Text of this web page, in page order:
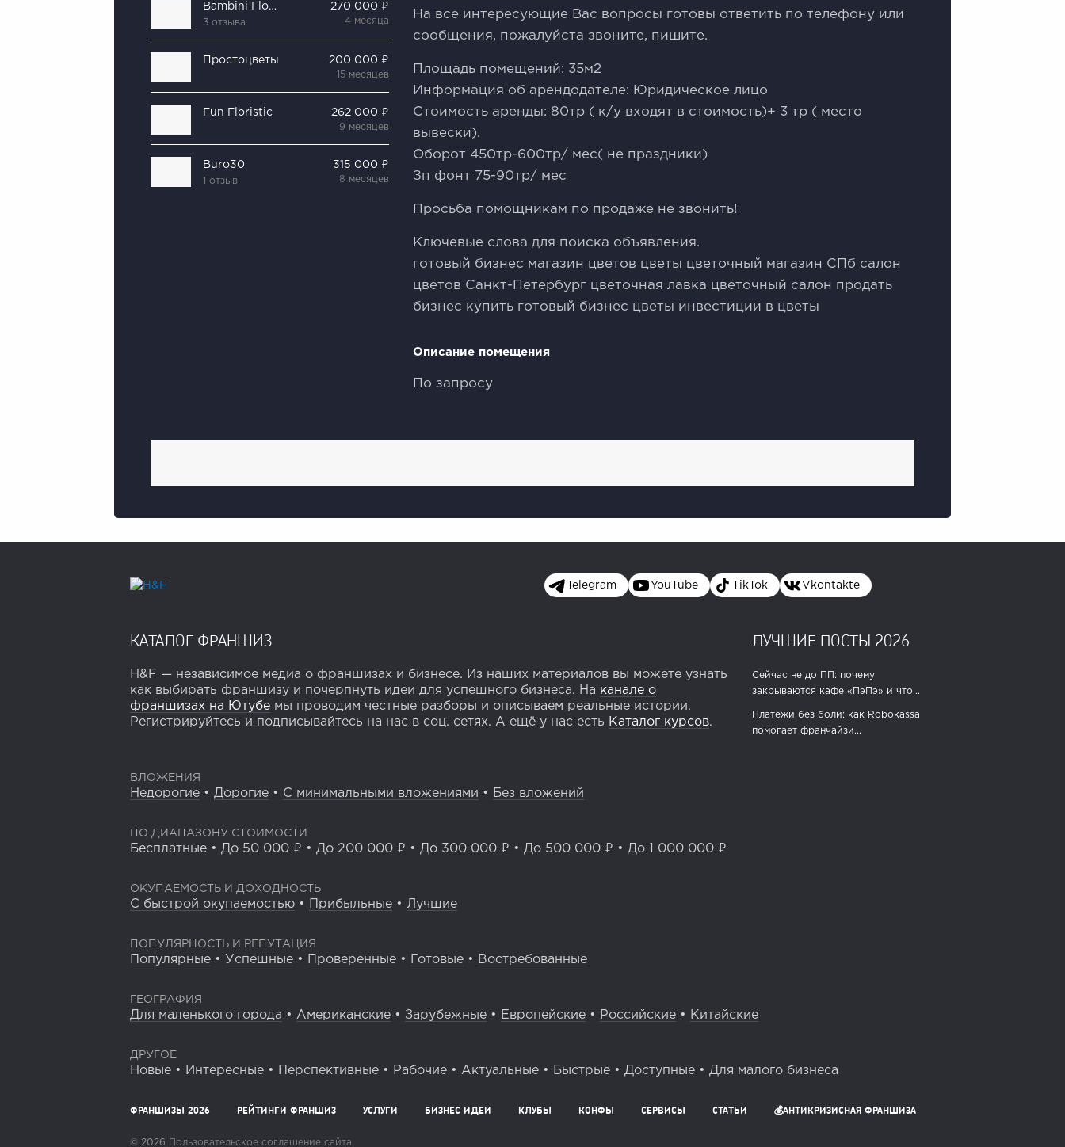
Bambini Flowers
3 отзыва
270 000 ₽
4 месяца
Простоцветы 200 000 ₽
15 месяцев
Fun Floristic 262 000 ₽
9 месяцев
Buro30
1 отзыв
315 000 ₽
8 месяцев
На все интересующие Вас вопросы готовы ответить по телефону или
сообщения, пожалуйста звоните, пишите.
Площадь помещений: 35м2
Информация об арендодателе: Юридическое лицо
Стоимость аренды: 80тр ( к/у входят в стоимость)+ 3 тр ( место
вывески).
Оборот 450тр-600тр/ мес( не праздники)
Зп фонт 75-90тр/ мес
Просьба помощникам по продаже не звонить!
Ключевые слова для поиска объявления.
готовый бизнес магазин цветов цветы цветочный магазин СПб салон
цветов Санкт-Петербург цветочная лавка цветочный салон продать
бизнес купить готовый бизнес цветы инвестиции в цветы
Описание помещения
По запросу
Telegram YouTube TikTok Vkontakte
КАТАЛОГ ФРАНШИЗ
H&F — независимое медиа о франшизах и бизнесе. Из наших материалов вы можете узнать
как выбирать франшизу и почерпнуть идеи для успешного бизнеса. На канале о
франшизах на Ютубе мы проводим честные разборы и описываем реальные истории.
Регистрируйтесь и подписывайтесь на нас в соц. сетях. А ещё у нас есть Каталог курсов.
ЛУЧШИЕ ПОСТЫ 2026
Сейчас не до ПП: почему
закрываются кафе «ПэПэ» и что...
Платежи без боли: как Robokassa
помогает франчайзи...
ВЛОЖЕНИЯ
Недорогие • Дорогие • С минимальными вложениями • Без вложений
ПО ДИАПАЗОНУ СТОИМОСТИ
Бесплатные • До 50 000 ₽ • До 200 000 ₽ • До 300 000 ₽ • До 500 000 ₽ • До 1 000 000 ₽
ОКУПАЕМОСТЬ И ДОХОДНОСТЬ
С быстрой окупаемостью • Прибыльные • Лучшие
ПОПУЛЯРНОСТЬ И РЕПУТАЦИЯ
Популярные • Успешные • Проверенные • Готовые • Востребованные
ГЕОГРАФИЯ
Для маленького города • Американские • Зарубежные • Европейские • Российские • Китайские
ДРУГОЕ
Новые • Интересные • Перспективные • Рабочие • Актуальные • Быстрые • Доступные • Для малого бизнеса
ФРАНШИЗЫ 2026 РЕЙТИНГИ ФРАНШИЗ УСЛУГИ БИЗНЕС ИДЕИ КЛУБЫ КОНФЫ СЕРВИСЫ СТАТЬИ 💰АНТИКРИЗИСНАЯ ФРАНШИЗА
© 2026 Пользовательское соглашение сайта